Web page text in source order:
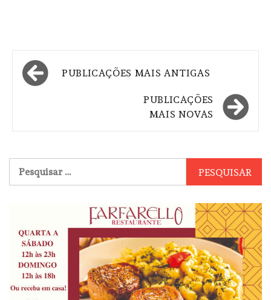
Navegação
por
PUBLICAÇÕES MAIS ANTIGAS
PUBLICAÇÕES
MAIS NOVAS
por: